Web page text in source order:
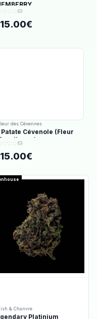
(0)
15.00€
des Cévennes
Patate Cévenole (Fleur
(0)
15.00€
& Chanvre
Platinium